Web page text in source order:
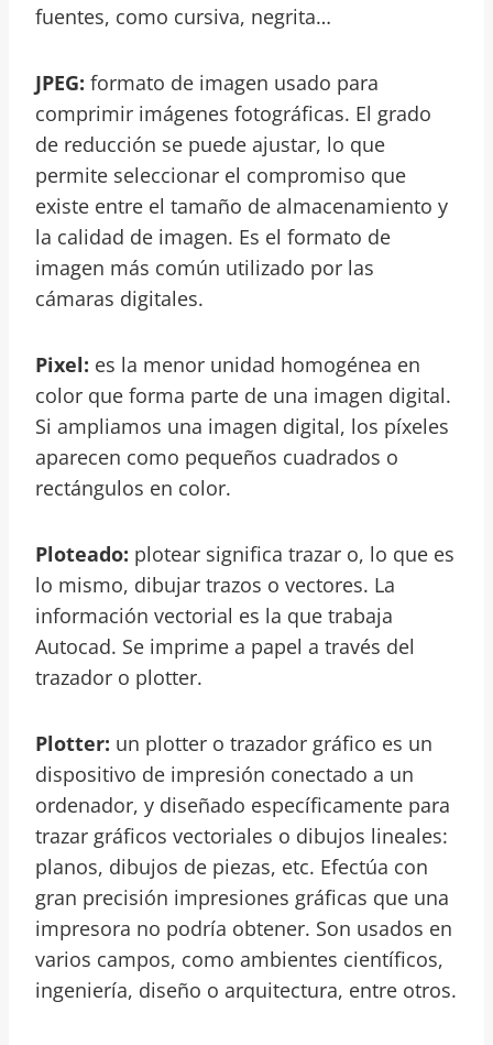
fuentes, como cursiva, negrita…
JPEG: formato de imagen usado para
comprimir imágenes fotográficas. El grado
de reducción se puede ajustar, lo que
permite seleccionar el compromiso que
existe entre el tamaño de almacenamiento y
la calidad de imagen. Es el formato de
imagen más común utilizado por las
cámaras digitales.
Pixel: es la menor unidad homogénea en
color que forma parte de una imagen digital.
Si ampliamos una imagen digital, los píxeles
aparecen como pequeños cuadrados o
rectángulos en color.
Ploteado: plotear significa trazar o, lo que es
lo mismo, dibujar trazos o vectores. La
información vectorial es la que trabaja
Autocad. Se imprime a papel a través del
trazador o plotter.
Plotter: un plotter o trazador gráfico es un
dispositivo de impresión conectado a un
ordenador, y diseñado específicamente para
trazar gráficos vectoriales o dibujos lineales:
planos, dibujos de piezas, etc. Efectúa con
gran precisión impresiones gráficas que una
impresora no podría obtener. Son usados en
varios campos, como ambientes científicos,
ingeniería, diseño o arquitectura, entre otros.